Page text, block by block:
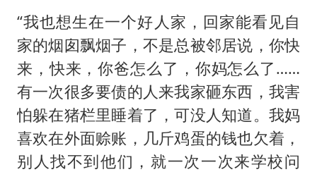
“我也想生在一个好人家，回家能看见自
家的烟囱飘烟子，不是总被邻居说，你快
来，快来，你爸怎么了，你妈怎么了……
有一次很多要债的人来我家砸东西，我害
怕躲在猪栏里睡着了，可没人知道。我妈
喜欢在外面赊账，几斤鸡蛋的钱也欠着，
别人找不到他们，就一次一次来学校问